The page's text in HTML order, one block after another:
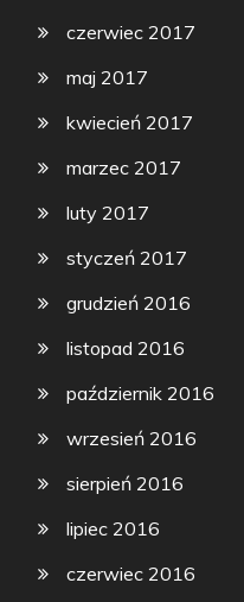
czerwiec 2017
maj 2017
kwiecień 2017
marzec 2017
luty 2017
styczeń 2017
grudzień 2016
listopad 2016
październik 2016
wrzesień 2016
sierpień 2016
lipiec 2016
czerwiec 2016